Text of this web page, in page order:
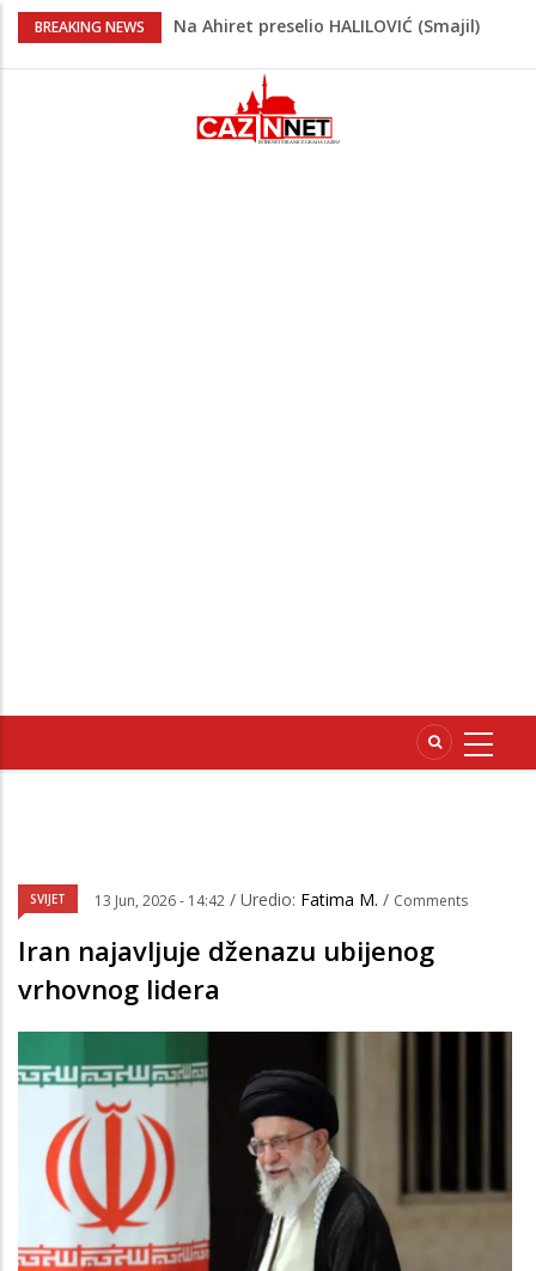
BREAKING NEWS
Na Ahiret preselio HALILOVIĆ (Smajil)
Sutra dženaza Hamdiji Šahinoviću iz
Bosanske Krupe, kojeg je usmrtila
supruga
SVIJET 13 Jun, 2026 - 14:42 / Uredio: Fatima M. / Comments
Iran najavljuje dženazu ubijenog
vrhovnog lidera